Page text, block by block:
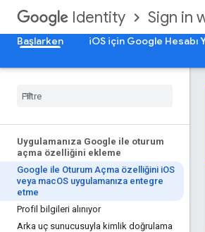
Identity Sign in
Başlarken
iOS için Google Hesabı
Uygulamanıza Google ile oturum
açma özelliğini ekleme
Google ile Oturum Açma özelliğini iOS
veya macOS uygulamanıza entegre
etme
Profil bilgileri alınıyor
Arka uç sunucusuyla kimlik doğrulama